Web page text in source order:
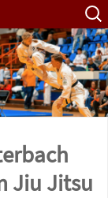
Suche
nach:
Jiu Jitsu